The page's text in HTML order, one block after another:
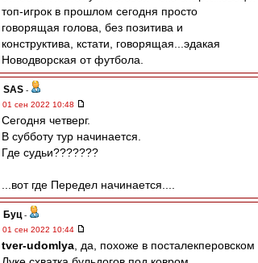
топ-игрок в прошлом сегодня просто
говорящая голова, без позитива и
конструктива, кстати, говорящая...эдакая
Новодворская от футбола.
SAS -
01 сен 2022 10:48
Сегодня четверг.
В субботу тур начинается.
Где судьи???????
...вот где Передел начинается....
Буц -
01 сен 2022 10:44
tver-udomlya , да, похоже в посталекперовском